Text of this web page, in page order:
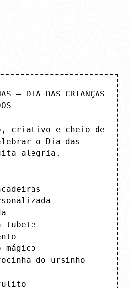
– DIA DAS CRIANÇAS
criativo e cheio de
o Dia das
alegria.
tubete
mágico
do ursinho